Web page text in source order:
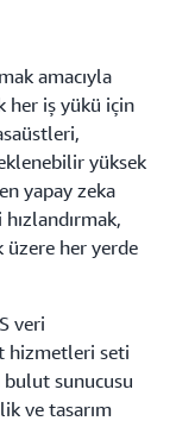
amacıyla
her iş yükü için
yüksek
yapay zeka
her yerde
veri
hizmetleri seti
sunucusu
ve tasarım